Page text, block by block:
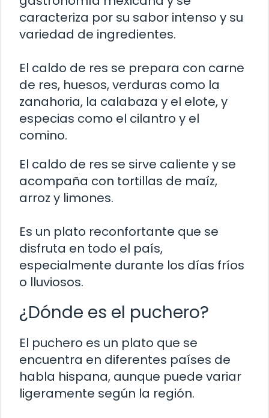
caracteriza por su sabor intenso y su
variedad de ingredientes.
El caldo de res se prepara con carne
de res, huesos, verduras como la
zanahoria, la calabaza y el elote, y
especias como el cilantro y el
comino.
El caldo de res se sirve caliente y se
acompaña con tortillas de maíz,
arroz y limones.
Es un plato reconfortante que se
disfruta en todo el país,
especialmente durante los días fríos
o lluviosos.
¿Dónde es el puchero?
El puchero es un plato que se
encuentra en diferentes países de
habla hispana, aunque puede variar
ligeramente según la región.